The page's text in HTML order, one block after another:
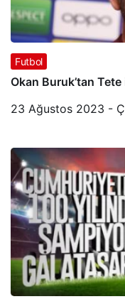
Futbol
Okan Buruk’tan
23 Ağustos 2023 -